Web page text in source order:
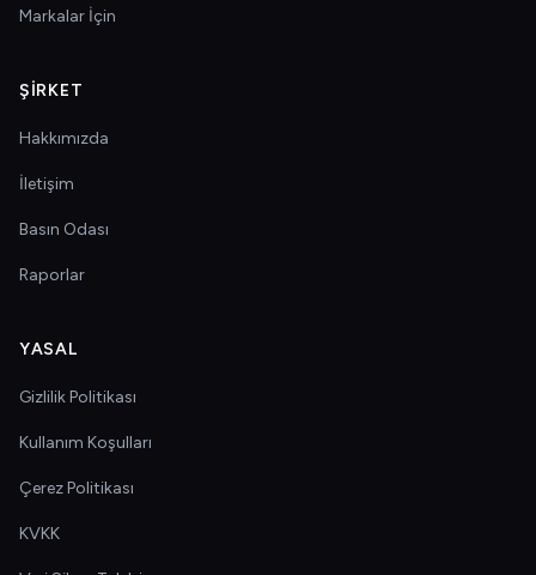
Markalar İçin
ŞIRKET
Hakkımızda
İletişim
Basın Odası
Raporlar
YASAL
Gizlilik Politikası
Kullanım Koşulları
Çerez Politikası
KVKK